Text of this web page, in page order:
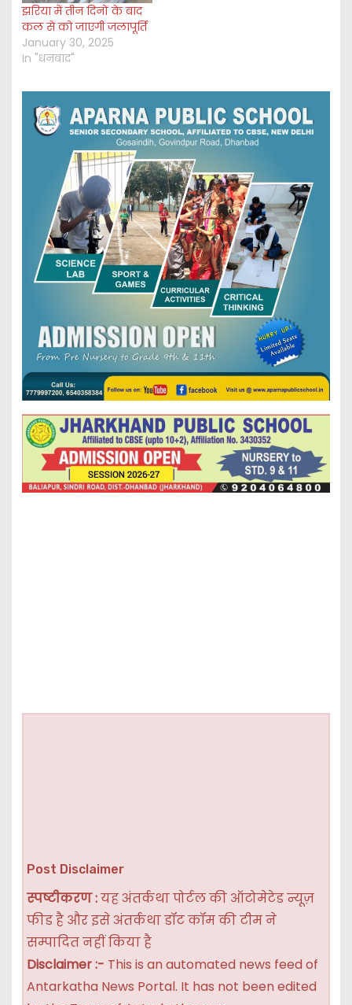
झरिया में तीन दिनों के बाद
कल से को जाएगी जलापूर्ति
January 30, 2025
In "धनबाद"
Post Disclaimer
स्पष्टीकरण :यह अंतर्कथा पोर्टल की ऑटोमेटेड न्यूज़
फीड है और इसे अंतर्कथा डॉट कॉम की टीम ने
सम्पादित नहीं किया है
Disclaimer :- This is an automated news feed of
Antarkatha News Portal. It has not been edited